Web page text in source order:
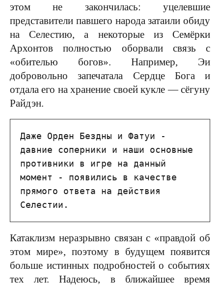
этом не закончилась: уцелевшие
представители павшего народа затаили обиду
на Селестию, а некоторые из Семёрки
Архонтов полностью оборвали связь с
«обителью богов». Например, Эи
добровольно запечатала Сердце Бога и
отдала его на хранение своей кукле — сёгуну
Райдэн.
Даже Орден Бездны и Фатуи -
давние соперники и наши основные
противники в игре на данный
момент - появились в качестве
прямого ответа на действия
Селестии.
Катаклизм неразрывно связан с «правдой об
этом мире», поэтому в будущем появится
больше истинных подробностей о событиях
тех лет. Надеюсь, в ближайшее время